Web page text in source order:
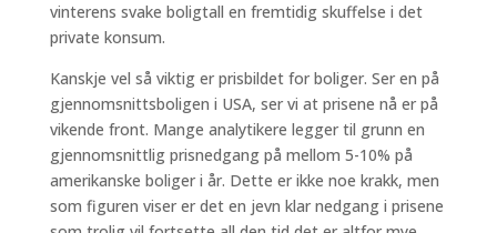
vinterens svake boligtall en fremtidig skuffelse i det
private konsum.
Kanskje vel så viktig er prisbildet for boliger. Ser en på
gjennomsnittsboligen i USA, ser vi at prisene nå er på
vikende front. Mange analytikere legger til grunn en
gjennomsnittlig prisnedgang på mellom 5-10% på
amerikanske boliger i år. Dette er ikke noe krakk, men
som figuren viser er det en jevn klar nedgang i prisene